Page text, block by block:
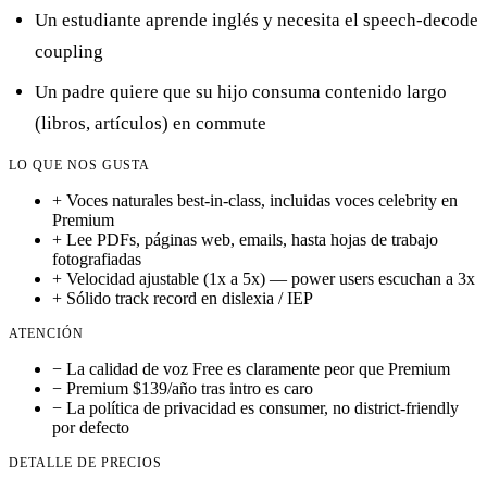
Un estudiante aprende inglés y necesita el speech-decode
coupling
Un padre quiere que su hijo consuma contenido largo
(libros, artículos) en commute
LO QUE NOS GUSTA
+ Voces naturales best-in-class, incluidas voces celebrity en
Premium
+ Lee PDFs, páginas web, emails, hasta hojas de trabajo
fotografiadas
+ Velocidad ajustable (1x a 5x) — power users escuchan a 3x
+ Sólido track record en dislexia / IEP
ATENCIÓN
− La calidad de voz Free es claramente peor que Premium
− Premium $139/año tras intro es caro
− La política de privacidad es consumer, no district-friendly
por defecto
DETALLE DE PRECIOS